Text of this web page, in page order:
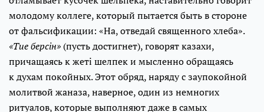
молодому коллеге, который пытается быть в стороне
от фальсификации: «На, отведай священного хлеба».
«Тие берсін» (пусть достигнет), говорят казахи,
причащаясь к жеті шелпек и мысленно обращаясь
к духам покойных. Этот обряд, наряду с заупокойной
молитвой жаназа, наверное, один из немногих
ритуалов, которые выполняют даже в самых